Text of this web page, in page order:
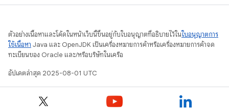
ตัวอย่างเนื้อหาและโค้ดในหน้าเว็บนี้ขึ้นอยู่กับใบอนุญาตที่อธิบายไว้ในใบอนุญาตการ
ใช้เนื้อหา Java และ OpenJDK เป็นเครื่องหมายการค้าหรือเครื่องหมายการค้าจด
ทะเบียนของ Oracle และ/หรือบริษัทในเครือ
อัปเดตล่าสุด 2025-08-01 UTC